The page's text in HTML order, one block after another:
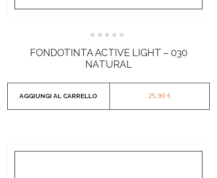
su
5
FONDOTINTA ACTIVE LIGHT – 030
NATURAL
25,90€
AGGIUNGI AL CARRELLO